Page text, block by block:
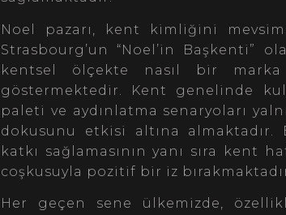
Noel pazarı, kent kimliğini
Strasbourg’un “Noel’in Başkenti”
kentsel ölçekte nasıl bir marka
göstermektedir. Kent genelinde
paleti ve aydınlatma senaryoları
dokusunu etkisi altına
katkı sağlamasının yanı sıra kent
coşkusuyla pozitif bir iz
Her geçen sene ülkemizde,